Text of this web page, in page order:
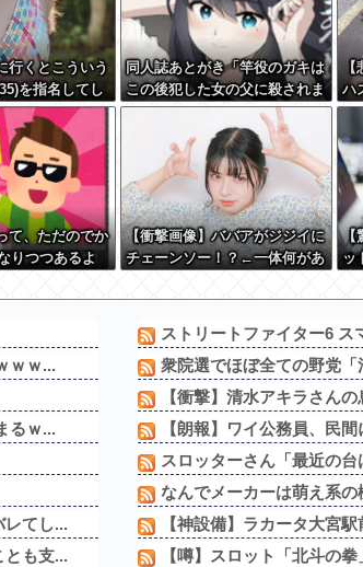
行くとこういう
を指名してし
同人誌あとがき「竿役のガキは
この後犯した女の父に殺されま
す」
ハ
て、ただのでか
りつつあるよ
【衝撃画像】ババアがジジイに
チェーンソー！？←一体何があ
w w
【
ッ
w
ｗｗ...
るｗ...
レてし...
も支...
ストリートファイター6
衆院選でほぼ全ての野党
【衝撃】清水アキラさん
【朗報】ワイ公務員、民
スロッターさん「最近の
なんでメーカーは萌え系
【神設備】ラカータ大宮
【噂】スロット「北斗の